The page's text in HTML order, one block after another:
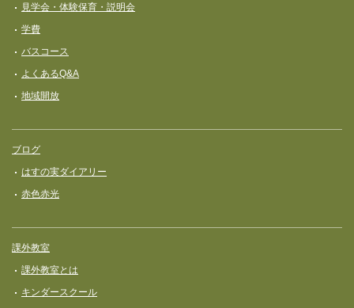
見学会・体験保育・説明会
学費
バスコース
よくあるQ&A
地域開放
ブログ
はすの実ダイアリー
赤色赤光
課外教室
課外教室とは
キンダースクール